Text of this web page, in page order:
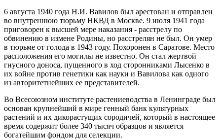
6 августа 1940 года Н.И. Вавилов был арестован и отправлен
во внутреннюю тюрьму НКВД в Москве. 9 июля 1941 года
приговорен к высшей мере наказания - расстрелу по
обвинению в измене Родины, но расстрелян не был. Он умер
в тюрьме от голода в 1943 году. Похоронен в Саратове. Место
расположения его могилы не известно. Он стал жертвой
гнусного доноса, пущенного в ход сторонниками Лысенко в
их войне против генетики как науки и Вавилова как одного
из авторитетнейших ее представителей.
Во Всесоюзном институте растениеводства в Ленинграде был
основан крупнейший в мире генный банк культурных
растений и их дикорастущих сородичей, который в настоящее
время содержит более 340 тысяч образцов и является
богатейшим фондом для селекции.